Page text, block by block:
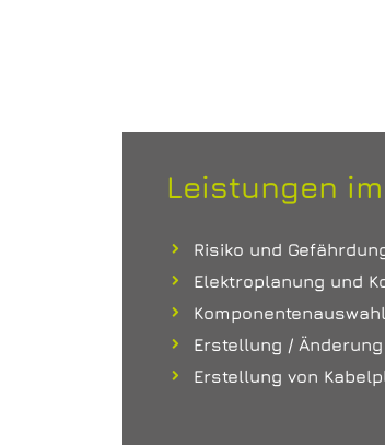
Leistungen
Risiko und
Elektroplanung und
Komponentenauswahl
Erstellung /
Erstellung von